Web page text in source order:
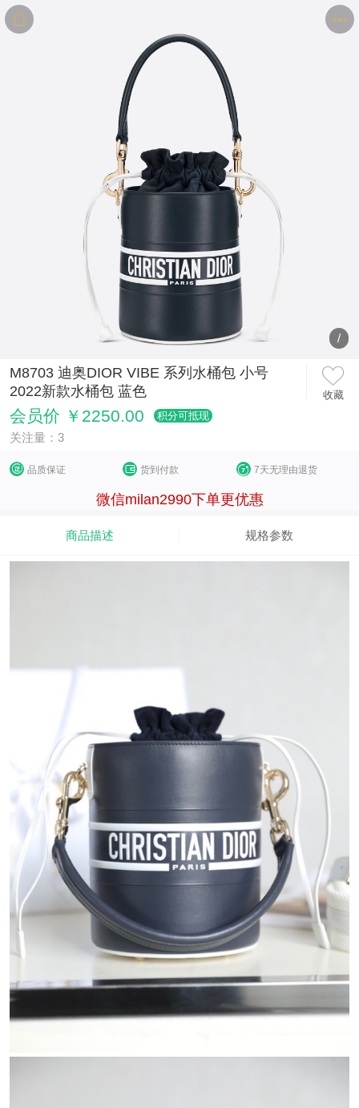
/
M8703 迪奥DIOR VIBE 系列水桶包 小号
2022新款水桶包 蓝色
收藏
会员价 ￥2250.00 积分可抵现
关注量：3
品质保证 货到付款 7天无理由退货
微信milan2990下单更优惠
商品描述 规格参数